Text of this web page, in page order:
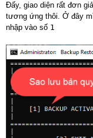
Đấy, giao diện rất đơn
tương ứng thôi. Ở đây
nhập vào số 1